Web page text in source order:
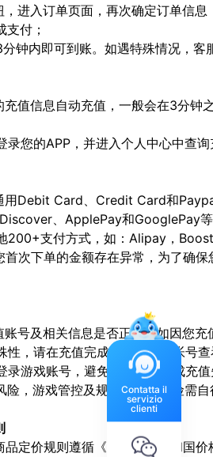
，进入订单页面，再次确定订单信息
付；
钟内即可到账。如遇特殊情况，
充值信息自动充值，一般会在3分
录您的APP，并进入个人中心中查
用Debit Card、Credit Card和
、ApplePay和GooglePay
200+支付方式，如：Alipay，
首次下单的金额存在异常，为了确
账号及相关信息是否正确，如因您
性，请在充值完成后登陆您的帐号
录游戏账号，避免由于顶号造成充
险，游戏管控及规则处罚等风险需
品定价规则遵循《中华人民共和国
Contatta il
servizio
clienti